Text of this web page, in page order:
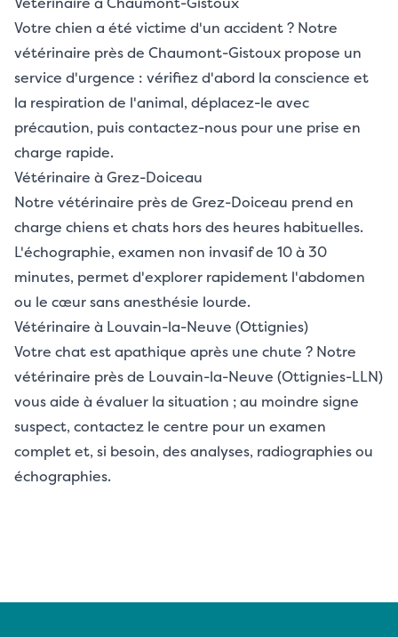
Votre chien a été victime d'un accident ? Notre
vétérinaire près de Chaumont-Gistoux propose un
service d'urgence : vérifiez d'abord la conscience et
la respiration de l'animal, déplacez-le avec
précaution, puis contactez-nous pour une prise en
charge rapide.
Vétérinaire à Grez-Doiceau
Notre vétérinaire près de Grez-Doiceau prend en
charge chiens et chats hors des heures habituelles.
L'échographie, examen non invasif de 10 à 30
minutes, permet d'explorer rapidement l'abdomen
ou le cœur sans anesthésie lourde.
Vétérinaire à Louvain-la-Neuve (Ottignies)
Votre chat est apathique après une chute ? Notre
vétérinaire près de Louvain-la-Neuve (Ottignies-LLN)
vous aide à évaluer la situation ; au moindre signe
suspect, contactez le centre pour un examen
complet et, si besoin, des analyses, radiographies ou
échographies.